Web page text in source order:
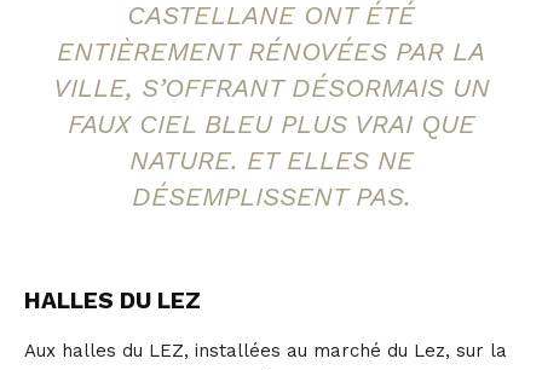
CASTELLANE ONT ÉTÉ
ENTIÈREMENT RÉNOVÉES PAR LA
VILLE, S’OFFRANT DÉSORMAIS UN
FAUX CIEL BLEU PLUS VRAI QUE
NATURE. ET ELLES NE
DÉSEMPLISSENT PAS.
HALLES DU LEZ
Aux halles du LEZ, installées au marché du Lez, sur la